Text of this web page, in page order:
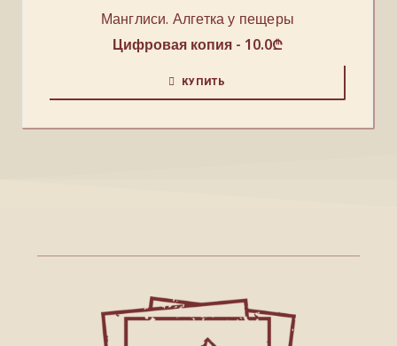
Манглиси. Алгетка у пещеры
Цифровая копия - 10.0₾
КУПИТЬ